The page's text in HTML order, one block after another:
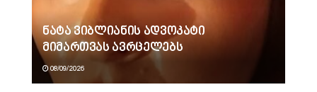
ნატა ვიბლიანის ადვოკატი
მიმართვას ავრცელებს
08/09/2026